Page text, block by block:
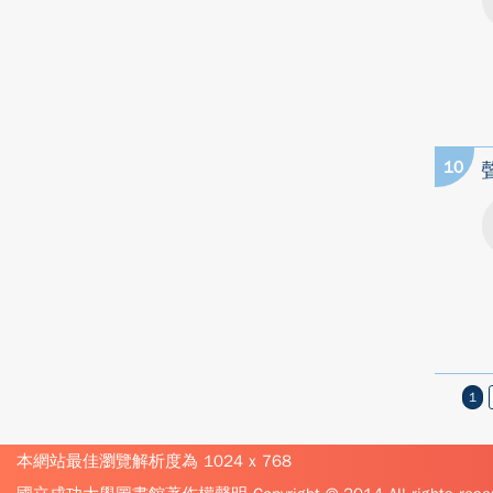
10
1
本網站最佳瀏覽解析度為 1024 x 768